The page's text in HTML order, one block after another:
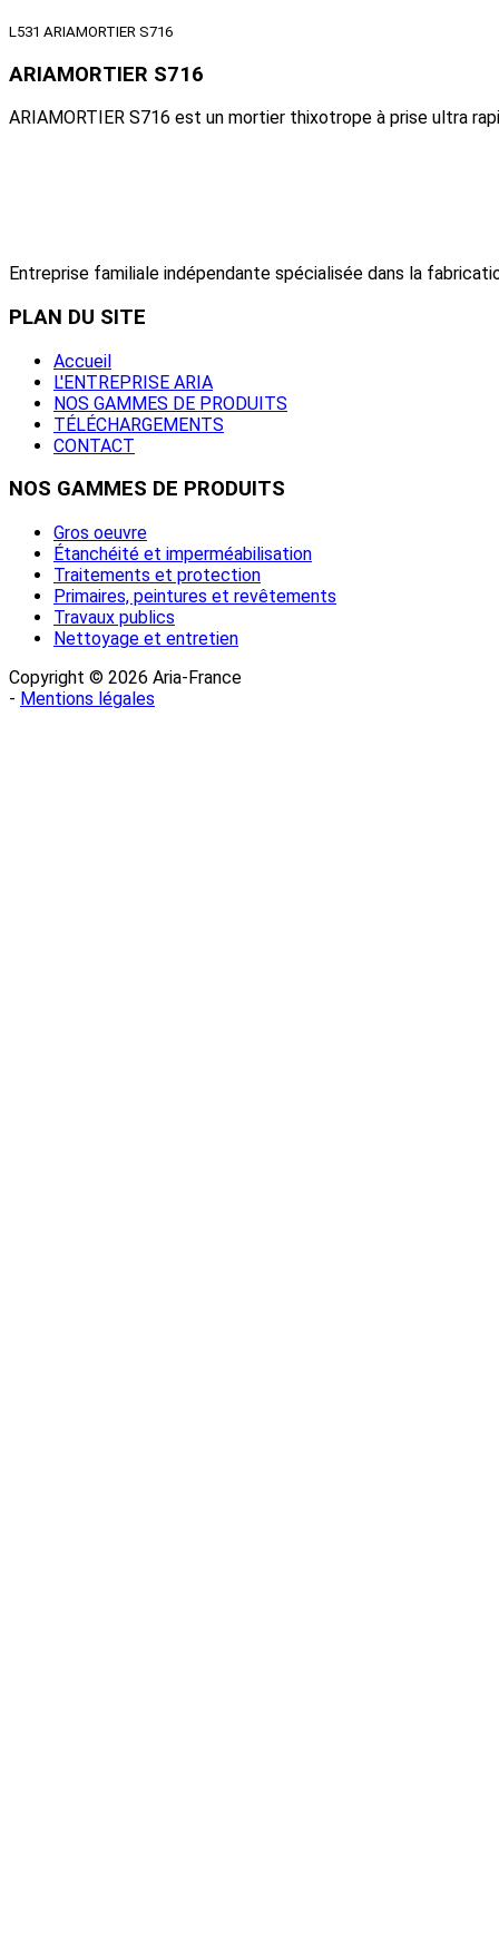
L531 ARIAMORTIER S716
ARIAMORTIER S716
ARIAMORTIER S716 est un mortier thixotrope à prise ultra
Entreprise familiale indépendante spécialisée dans la
PLAN DU SITE
Accueil
L'ENTREPRISE ARIA
NOS GAMMES DE PRODUITS
TÉLÉCHARGEMENTS
CONTACT
NOS GAMMES DE PRODUITS
Gros oeuvre
Étanchéité et imperméabilisation
Traitements et protection
Primaires, peintures et revêtements
Travaux publics
Nettoyage et entretien
Copyright © 2026 Aria-France
- Mentions légales